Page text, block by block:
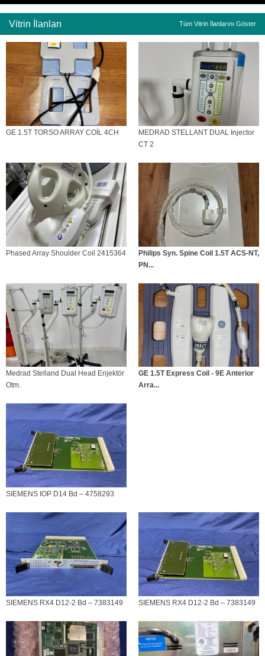
Vitrin İlanları Tüm Vitrin İlanlarını Göster
GE 1.5T TORSO ARRAY COİL 4CH
MEDRAD STELLANT DUAL Injector
CT 2
Phased Array Shoulder Coil 2415364
Philips Syn. Spine Coil 1.5T ACS-NT,
PN...
Medrad Stelland Dual Head Enjektör
Otm.
GE 1.5T Express Coil - 9E Anterior
Arra...
SIEMENS IOP D14 Bd – 4758293
SIEMENS RX4 D12-2 Bd – 7383149 SIEMENS RX4 D12-2 Bd – 7383149